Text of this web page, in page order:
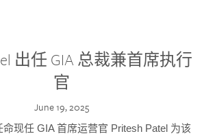
出任 GIA 总裁兼首席执行
官
June 19, 2025
现任 GIA 首席运营官 Pritesh Patel 为该